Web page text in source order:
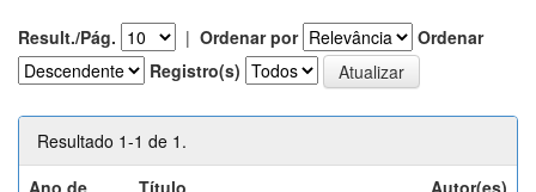
Result./Pág. | Ordenar por
Ordenar
Registro(s)
Resultado 1-1 de 1.
Ano de
Título Autor(es)